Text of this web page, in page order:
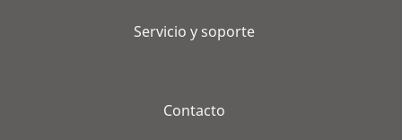
Servicio y soporte
Contacto